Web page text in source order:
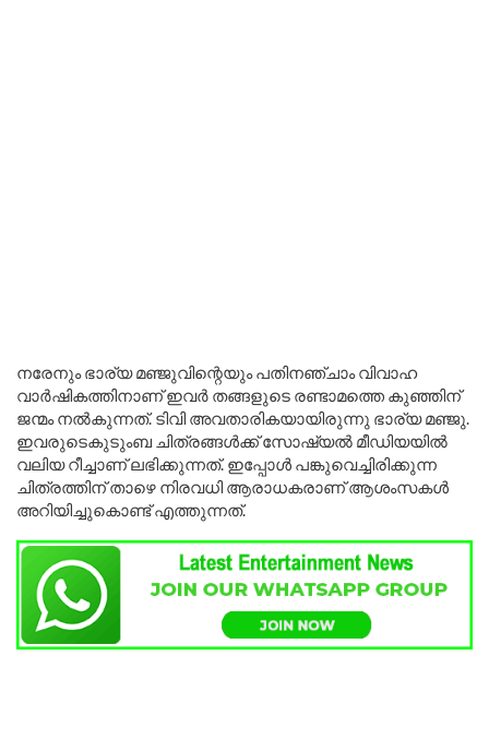
നരേനും ഭാര്യ മഞ്ജുവിന്റെയും പതിനഞ്ചാം വിവാഹ
വാർഷികത്തിനാണ് ഇവർ തങ്ങളുടെ രണ്ടാമത്തെ കുഞ്ഞിന്
ജന്മം നൽകുന്നത്. ടിവി അവതാരികയായിരുന്നു ഭാര്യ മഞ്ജു.
ഇവരുടെകുടുംബ ചിത്രങ്ങൾക്ക് സോഷ്യൽ മീഡിയയിൽ
വലിയ റീച്ചാണ് ലഭിക്കുന്നത്. ഇപ്പോൾ പങ്കുവെച്ചിരിക്കുന്ന
ചിത്രത്തിന് താഴെ നിരവധി ആരാധകരാണ് ആശംസകൾ
അറിയിച്ചുകൊണ്ട് എത്തുന്നത്.